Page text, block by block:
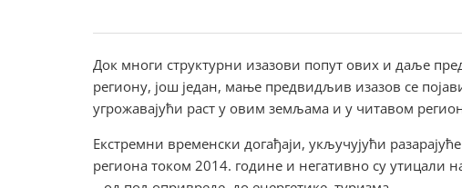
Док многи структурни изазови попут ових и даље
региону, још један, мање предвидљив изазов се
угрожавајући раст у овим земљама и у читавом
Екстремни временски догађаји, укључујући
региона током 2014. године и негативно су утицали